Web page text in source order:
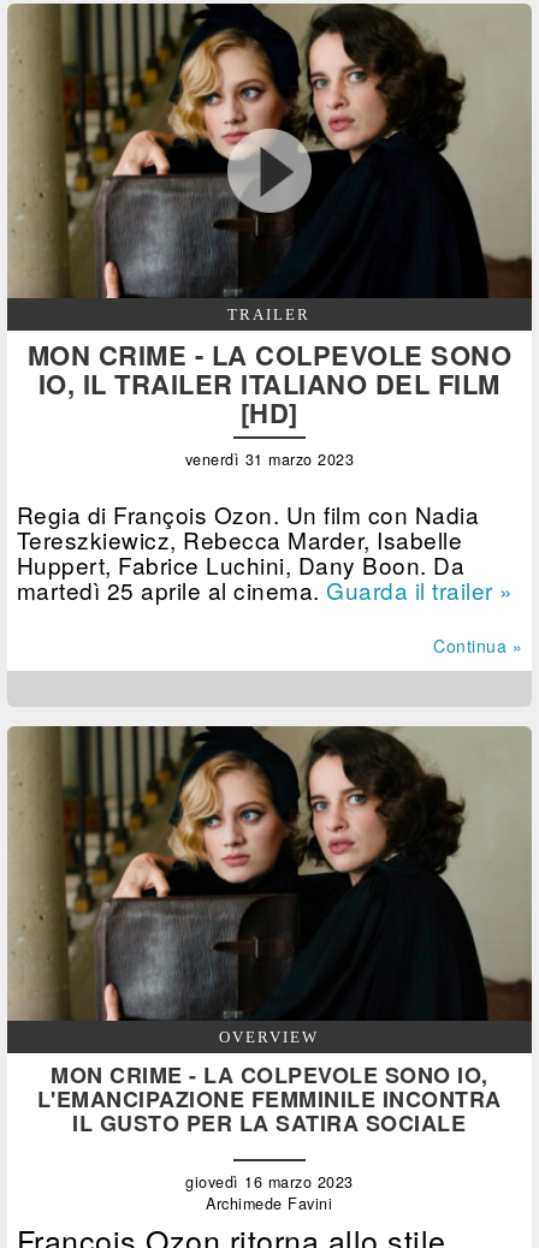
TRAILER
MON CRIME - LA COLPEVOLE SONO
IO, IL TRAILER ITALIANO DEL FILM
[HD]
venerdì 31 marzo 2023
Regia di François Ozon. Un film con Nadia
Tereszkiewicz, Rebecca Marder, Isabelle
Huppert, Fabrice Luchini, Dany Boon. Da
martedì 25 aprile al cinema. Guarda il trailer »
Continua »
OVERVIEW
MON CRIME - LA COLPEVOLE SONO IO,
L'EMANCIPAZIONE FEMMINILE INCONTRA
IL GUSTO PER LA SATIRA SOCIALE
giovedì 16 marzo 2023
Archimede Favini